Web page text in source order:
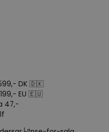
DK 🇩🇰
EU 🇪🇺
47,-